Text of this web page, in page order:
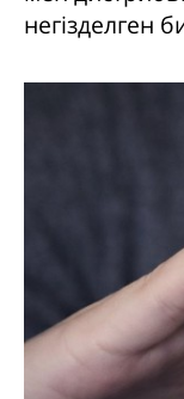
негізделген